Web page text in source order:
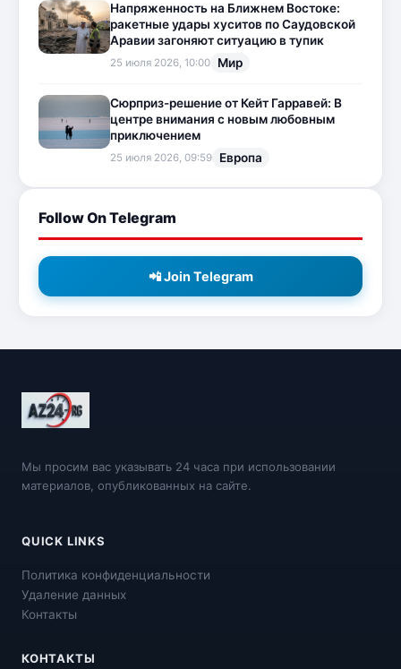
Напряженность на Ближнем Востоке:
ракетные удары хуситов по Саудовской
Аравии загоняют ситуацию в тупик
25 июля 2026, 10:00 Мир
Сюрприз-решение от Кейт Гарравей: В
центре внимания с новым любовным
приключением
25 июля 2026, 09:59 Европа
Follow On Telegram
📲 Join Telegram
Мы просим вас указывать 24 часа при использовании
материалов, опубликованных на сайте.
QUICK LINKS
Политика конфиденциальности
Удаление данных
Контакты
КОНТАКТЫ